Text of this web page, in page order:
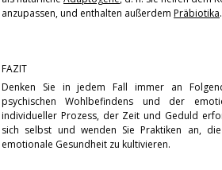
anzupassen, und enthalten außerdem Präbiotika.
FAZIT
Denken Sie in jedem Fall immer an
psychischen Wohlbefindens und der
individueller Prozess, der Zeit und Geduld
sich selbst und wenden Sie Praktiken an,
emotionale Gesundheit zu kultivieren.